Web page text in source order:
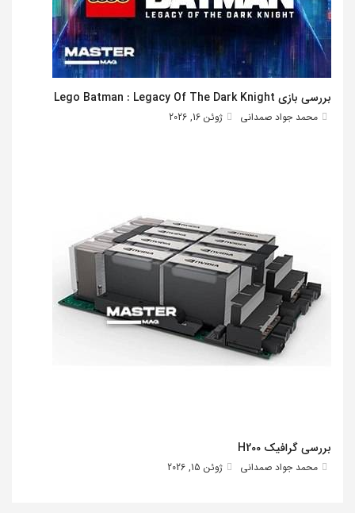
بررسی بازی Lego Batman : Legacy Of The Dark Knight
محمد جواد صمدانی ژوئن 16, 2026
بررسی گرافیک H200
محمد جواد صمدانی ژوئن 15, 2026